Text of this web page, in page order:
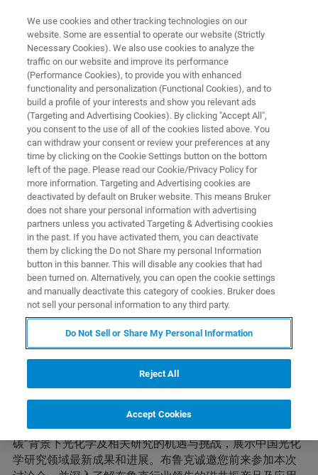
EVENT - CHINA
中国化学会第十九届全国光化学
学术讨论会
联系我们
会议简介
本次中国化学会第十九届全国光化学学术讨论会将于2025
年4月17-20日在四川成都举办，大会主题为“光化学助力绿
者、专家、学生搭建学术讨论与交流的平台。会议将研讨
光化学及相关研究领域的前沿问题和未来趋势，关注“双
碳”背景下光化学及相关研究的机遇与挑战，展示中国光化
学研究领域最新成果和进展。布鲁克诚邀您前来参加本次
We use cookies and other tracking technologies on our
website. Some are essential to operate our website (Strictly
Necessary Cookies). We also use cookies to analyze the
traffic on our website and improve its performance
(Performance Cookies), to provide you with enhanced
functionality and personalization (Functional Cookies), and to
build a profile of your interests and show you relevant ads
(Targeting and Advertising Cookies). By clicking "Accept All",
you consent to the use of all of the cookies listed above. You
can withdraw your consent or review your preferences at any
time by clicking on the Cookie Settings button on the bottom
left of the page. Please read our Cookie/Privacy Policy for
more information. Targeting and Advertising cookies are
deactivated by default on Bruker website. This means Bruker
does not share your personal information with advertising
partners unless you activated Targeting & Advertising cookies
in the past. If you have activated them, you can deactivate
them by clicking the Do not Share my personal Information
button in this banner. This will disable any cookies that had
been turned on. Alternatively, you can open the cookie settings
and manually deactivate this category of cookies. Bruker does
not sell your personal information to any third party.
Do Not Sell or Share My Personal Information
Reject All
Accept Cookies